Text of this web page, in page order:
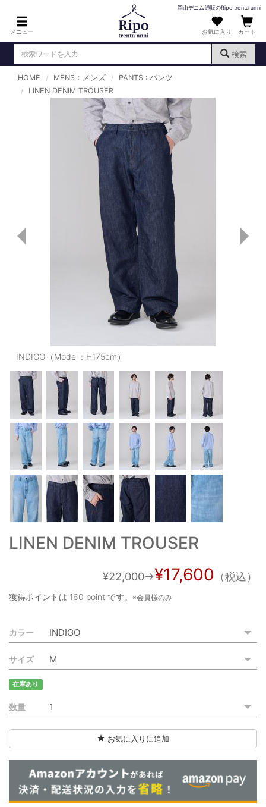
メニュー
岡山デニム通販のRipo trenta anni
お気に入り カート
検索
ログイン （新規会員登録）
DENIM : デニム
PANTS : パンツ
TOPS : トップス
T-SHIRT : Tシャツ
KNIT : ニット
SHIRT : シャツ
OUTERS : アウター
PANTS/SKIRT : パンツ・スカート
TOPS : トップス
OUTERS : アウター
OUTLET : アウトレット
MENS : メンズ
LADIES : レディース
新規会員登録
お買い物カゴ
ご利用ガイド
ご利用規約
HOME MENS：メンズ
PANTS : パンツ
LINEN DENIM TROUSER
INDIGO（Model：H175cm）
LINEN DENIM TROUSER
¥22,000→¥17,600 （税込）
獲得ポイントは 160 point です。 ※会員様のみ
カラー
サイズ
在庫あり
数量
お気に入りに追加